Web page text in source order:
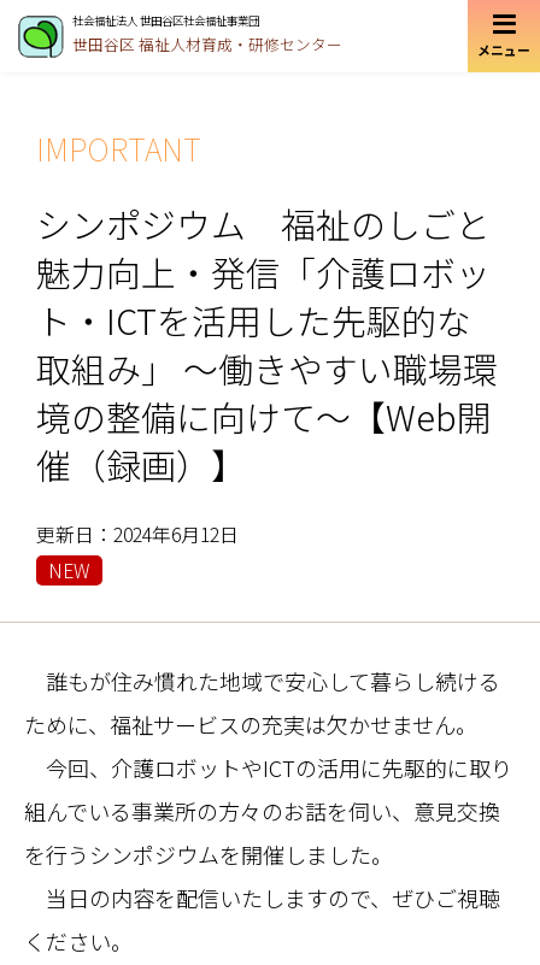
社会福祉法人 世田谷区社会福祉事業団
世田谷区 福祉人材育成・研修センター
IMPORTANT
シンポジウム 福祉のしごと
魅力向上・発信「介護ロボッ
ト・ICTを活用した先駆的な
取組み」 ～働きやすい職場環
境の整備に向けて～【Web開
催（録画）】
更新日：2024年6月12日
NEW
誰もが住み慣れた地域で安心して暮らし続ける
ために、福祉サービスの充実は欠かせません。
今回、介護ロボットやICTの活用に先駆的に取り
組んでいる事業所の方々のお話を伺い、意見交換
を行うシンポジウムを開催しました。
当日の内容を配信いたしますので、ぜひご視聴
ください。
メニュー